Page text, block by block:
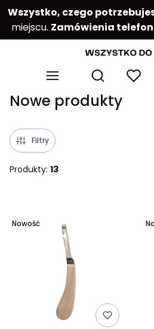
Wszystko, czego
miejscu. Zamówienia
Otwórz
Nowe produkty
Filtry
Produkty: 13
Nowość